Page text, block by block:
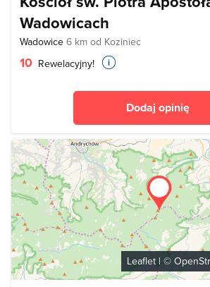
Wadowicach
Wadowice 6 km od Koziniec
10 Rewelacyjny!
Dodaj opinię
Leaflet | ©